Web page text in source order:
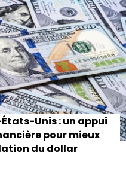
Unis : un appui
pour mieux
du dollar